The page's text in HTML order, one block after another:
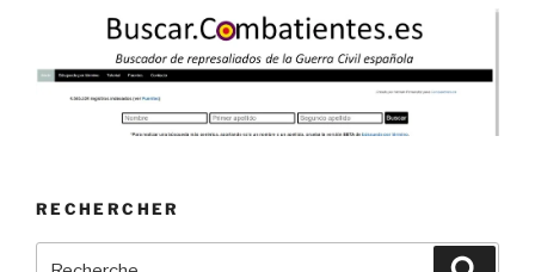
RECHERCHER